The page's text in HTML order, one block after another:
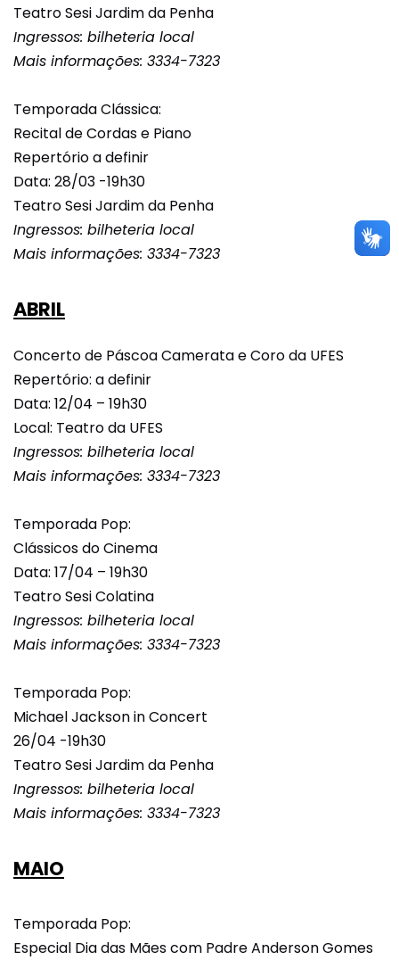
Teatro Sesi Jardim da Penha
Ingressos: bilheteria local
Mais informações: 3334-7323
Temporada Clássica:
Recital de Cordas e Piano
Repertório a definir
Data: 28/03 -19h30
Teatro Sesi Jardim da Penha
Ingressos: bilheteria local
Mais informações: 3334-7323
ABRIL
Concerto de Páscoa Camerata e Coro da UFES
Repertório: a definir
Data: 12/04 – 19h30
Local: Teatro da UFES
Ingressos: bilheteria local
Mais informações: 3334-7323
Temporada Pop:
Clássicos do Cinema
Data: 17/04 – 19h30
Teatro Sesi Colatina
Ingressos: bilheteria local
Mais informações: 3334-7323
Temporada Pop:
Michael Jackson in Concert
26/04 -19h30
Teatro Sesi Jardim da Penha
Ingressos: bilheteria local
Mais informações: 3334-7323
MAIO
Temporada Pop:
Especial Dia das Mães com Padre Anderson Gomes